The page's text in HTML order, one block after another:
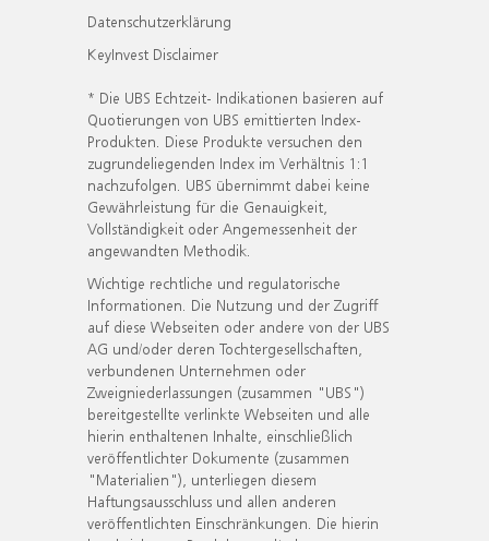
Datenschutzerklärung
KeyInvest Disclaimer
* Die UBS Echtzeit- Indikationen basieren auf
Quotierungen von UBS emittierten Index-
Produkten. Diese Produkte versuchen den
zugrundeliegenden Index im Verhältnis 1:1
nachzufolgen. UBS übernimmt dabei keine
Gewährleistung für die Genauigkeit,
Vollständigkeit oder Angemessenheit der
angewandten Methodik.
Wichtige rechtliche und regulatorische
Informationen. Die Nutzung und der Zugriff
auf diese Webseiten oder andere von der UBS
AG und/oder deren Tochtergesellschaften,
verbundenen Unternehmen oder
Zweigniederlassungen (zusammen "UBS")
bereitgestellte verlinkte Webseiten und alle
hierin enthaltenen Inhalte, einschließlich
veröffentlichter Dokumente (zusammen
"Materialien"), unterliegen diesem
Haftungsausschluss und allen anderen
veröffentlichten Einschränkungen. Die hierin